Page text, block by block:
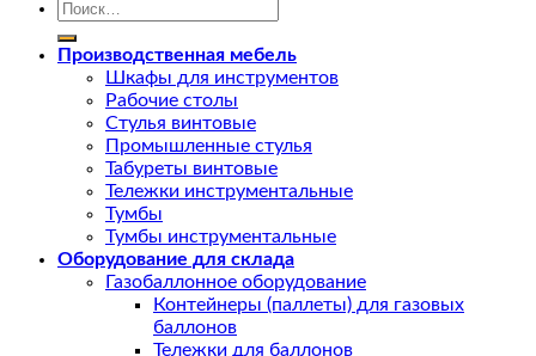
Искать:
Производственная мебель
Шкафы для инструментов
Рабочие столы
Стулья винтовые
Промышленные стулья
Табуреты винтовые
Тележки инструментальные
Тумбы
Тумбы инструментальные
Оборудование для склада
Газобаллонное оборудование
Контейнеры (паллеты) для газовых
баллонов
Тележки для баллонов